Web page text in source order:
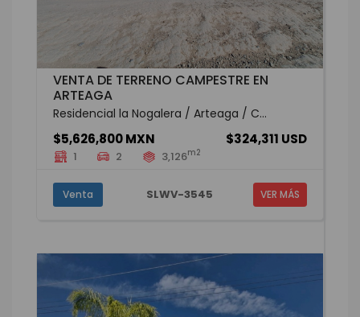
VENTA DE TERRENO CAMPESTRE EN
ARTEAGA
Residencial la Nogalera / Arteaga / C...
$5,626,800 MXN $324,311 USD
1 2 3,126m2
Venta SLWV-3545 VER MÁS